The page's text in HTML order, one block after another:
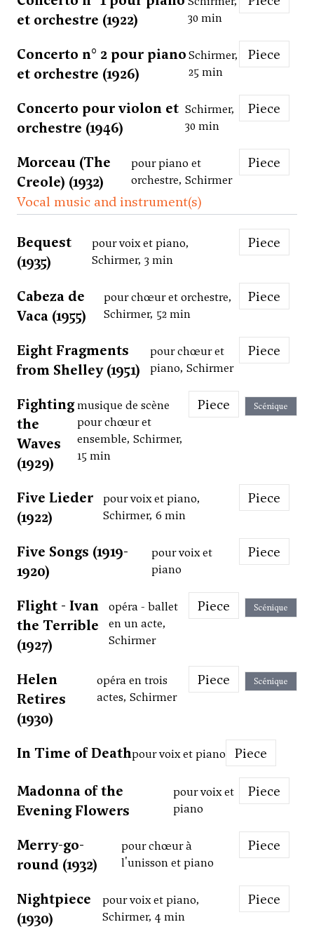
et orchestre (1922)
30 min
Concerto n° 2 pour piano
et orchestre (1926)
Schirmer,
25 min
Piece
Concerto pour violon et
orchestre (1946)
Schirmer,
30 min
Piece
Morceau (The
Creole) (1932)
pour piano et
orchestre, Schirmer
Piece
Vocal music and instrument(s)
Bequest
(1935)
pour voix et piano,
Schirmer, 3 min
Piece
Cabeza de
Vaca (1955)
pour chœur et orchestre,
Schirmer, 52 min
Piece
Eight Fragments
from Shelley (1951)
pour chœur et
piano, Schirmer
Piece
Fighting
the
Waves
(1929)
musique de scène
pour chœur et
ensemble, Schirmer,
15 min
Piece Scénique
Five Lieder
(1922)
pour voix et piano,
Schirmer, 6 min
Piece
Five Songs (1919-
1920)
pour voix et
piano
Piece
Flight - Ivan
the Terrible
(1927)
opéra - ballet
en un acte,
Schirmer
Piece Scénique
Helen
Retires
(1930)
opéra en trois
actes, Schirmer
Piece Scénique
In Time of Deathpour voix et piano Piece
Madonna of the
Evening Flowers
pour voix et
piano
Piece
Merry-go-
round (1932)
pour chœur à
l'unisson et piano
Piece
Nightpiece
(1930)
pour voix et piano,
Schirmer, 4 min
Piece